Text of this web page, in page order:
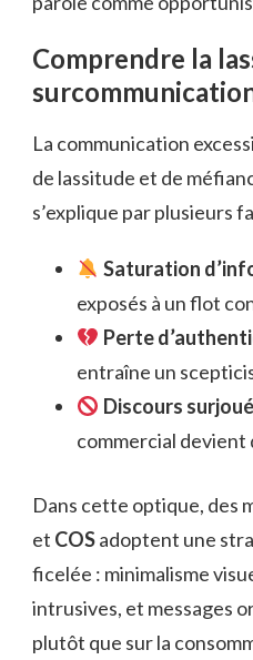
Comprendre la
La communication
de lassitude et de
s’explique par plusieurs
Saturation
exposés à un flot
Perte
entraîne un
Discours surjoué
commercial
Dans cette optique, des
et COSadoptent une
ficelée : minimalisme
intrusives, et messages
plutôt que sur la